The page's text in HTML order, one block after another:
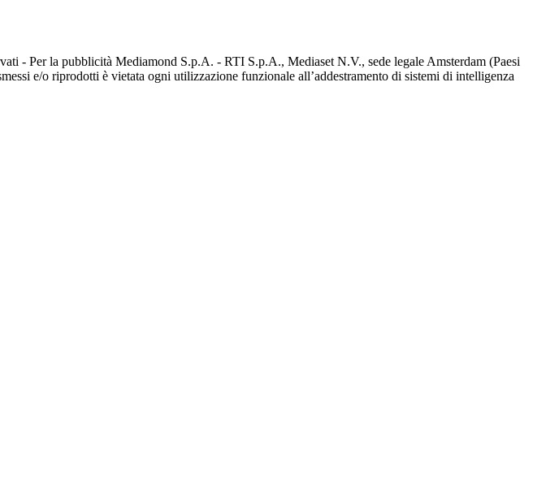
- Per la pubblicità Mediamond S.p.A. - RTI S.p.A., Mediaset N.V., sede legale Amsterdam (Paesi
e/o riprodotti è vietata ogni utilizzazione funzionale all’addestramento di sistemi di intelligenza